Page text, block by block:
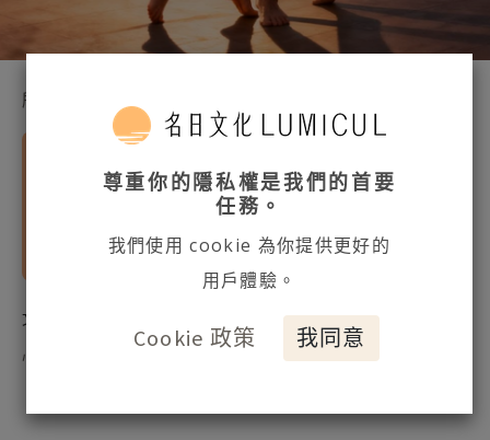
所有網誌
要，而努力撐住太多事情。或是您有些不同
的看見與發現，都很值得對自己用關懷的態
度來好奇哦！
文章授權：名日文化／文：
情緒成長同協空間 游琇雅 諮商
心理師
尊重你的隱私權是我們的首要
任務。
我們使用 cookie 為你提供更好的
用戶體驗。
Cookie 政策 我同意